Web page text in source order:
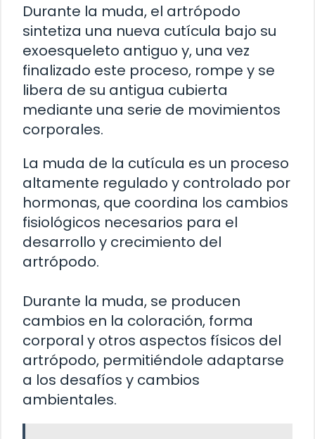
Durante la muda, el artrópodo
sintetiza una nueva cutícula bajo su
exoesqueleto antiguo y, una vez
finalizado este proceso, rompe y se
libera de su antigua cubierta
mediante una serie de movimientos
corporales.
La muda de la cutícula es un proceso
altamente regulado y controlado por
hormonas, que coordina los cambios
fisiológicos necesarios para el
desarrollo y crecimiento del
artrópodo.
Durante la muda, se producen
cambios en la coloración, forma
corporal y otros aspectos físicos del
artrópodo, permitiéndole adaptarse
a los desafíos y cambios
ambientales.